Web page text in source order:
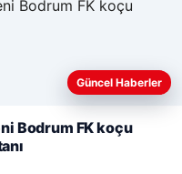
iyi anlayabilmek,
Güncel Haberler
Bodrum FK koçu